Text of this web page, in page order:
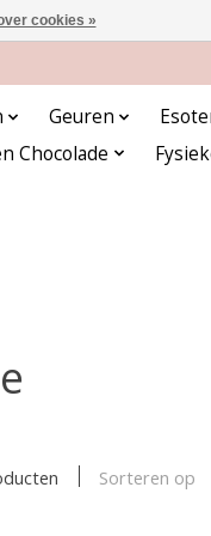
Geuren
Chocolade
Sorteren op
cookies »